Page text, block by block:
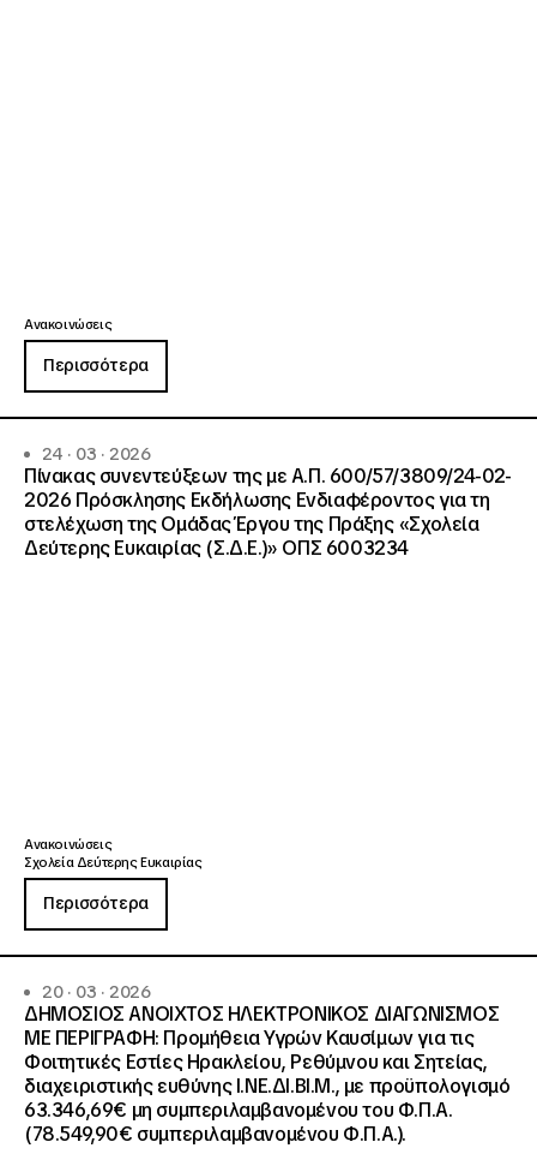
Ανακοινώσεις
Περισσότερα
24 · 03 · 2026
Πίνακας συνεντεύξεων της με Α.Π. 600/57/3809/24-02-
2026 Πρόσκλησης Εκδήλωσης Ενδιαφέροντος για τη
στελέχωση της Ομάδας Έργου της Πράξης «Σχολεία
Δεύτερης Ευκαιρίας (Σ.Δ.Ε.)» ΟΠΣ 6003234
Ανακοινώσεις
Σχολεία Δεύτερης Ευκαιρίας
Περισσότερα
20 · 03 · 2026
ΔΗΜΟΣΙΟΣ ΑΝΟΙΧΤΟΣ ΗΛΕΚΤΡΟΝΙΚΟΣ ΔΙΑΓΩΝΙΣΜΟΣ
ΜΕ ΠΕΡΙΓΡΑΦΗ: Προμήθεια Υγρών Καυσίμων για τις
Φοιτητικές Εστίες Ηρακλείου, Ρεθύμνου και Σητείας,
διαχειριστικής ευθύνης Ι.ΝΕ.ΔΙ.ΒΙ.Μ., με προϋπολογισμό
63.346,69€ μη συμπεριλαμβανομένου του Φ.Π.Α.
(78.549,90€ συμπεριλαμβανομένου Φ.Π.Α.).